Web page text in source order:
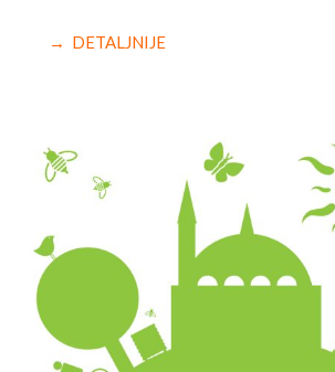
→ DETALJNIJE